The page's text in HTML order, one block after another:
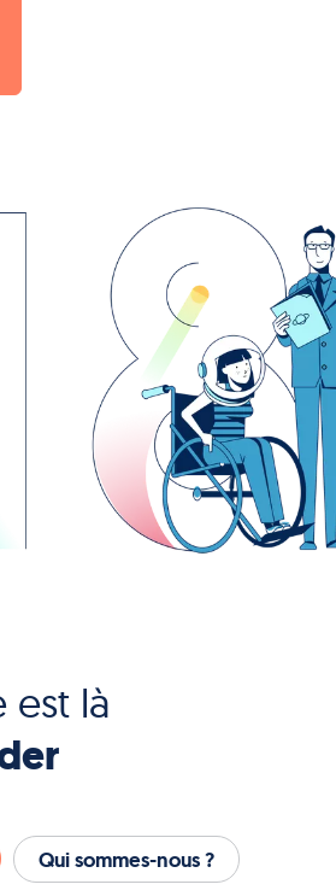
est là
Qui sommes-nous ?